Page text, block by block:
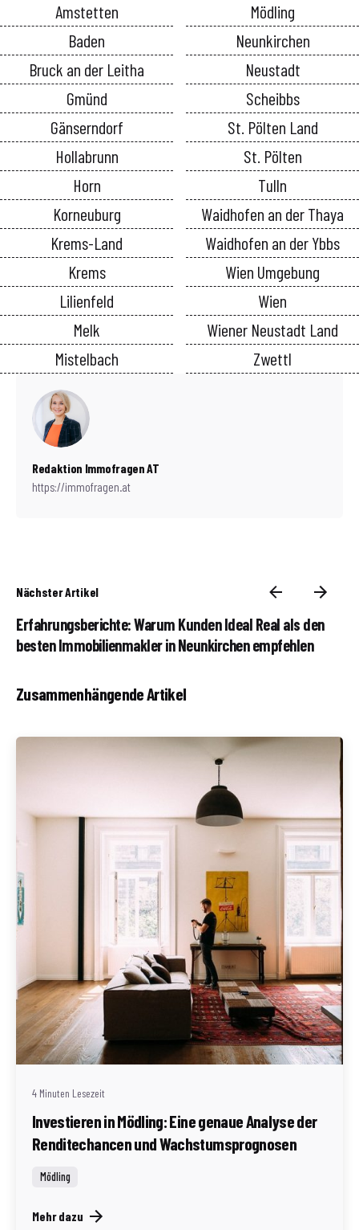
Amstetten
Baden
Bruck an der Leitha
Gmünd
Gänserndorf
Hollabrunn
Horn
Korneuburg
Krems-Land
Krems
Lilienfeld
Melk
Mistelbach
Mödling
Neunkirchen
Neustadt
Scheibbs
St. Pölten Land
St. Pölten
Tulln
Waidhofen an der Thaya
Waidhofen an der Ybbs
Wien Umgebung
Wien
Wiener Neustadt Land
Zwettl
Redaktion Immofragen AT
https://immofragen.at
Nächster Artikel
Erfahrungsberichte: Warum Kunden Ideal Real als den
besten Immobilienmakler in Neunkirchen empfehlen
Zusammenhängende Artikel
Geschrieben von
Redaktion Immofragen Bezirk Mödling (AT)
4 Minuten Lesezeit
Investieren in Mödling: Eine genaue Analyse der
Renditechancen und Wachstumsprognosen
Mödling
Mehr dazu